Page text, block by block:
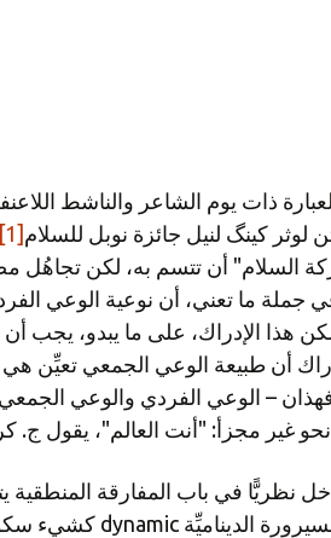
ذات يوم الشاعر والناشط
لوثر كينگ لنيل جائزة نوبل للسلام [1]
السلام" أن تتسم به، لكن تجاهُل
في جملة ما تعني، أن نوعية الوعي
هذا الإدراك، على ما يبدو، يجب
أن طبيعة الوعي الجمعي تعيِّن
– الوعي الفردي والوعي
غير مجزأ: "أنت العالم"، يقول ج.
نظريًّا في باب المفارقة